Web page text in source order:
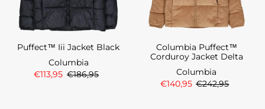
Puffect™ Iii Jacket Black
Columbia
€113,95 €186,95
Columbia Puffect™
Corduroy Jacket Delta
Columbia
€140,95 €242,95